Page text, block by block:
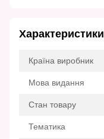
Характеристики
Країна виробник
Мова видання
Стан товару
Тематика